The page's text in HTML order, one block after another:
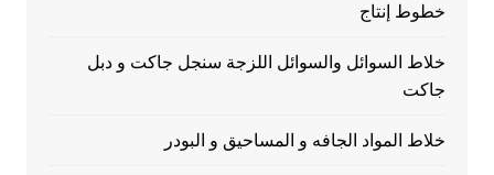
خطوط إنتاج
خلاط السوائل والسوائل اللزجة سنجل جاكت و دبل
جاكت
خلاط المواد الجافه و المساحيق و البودر